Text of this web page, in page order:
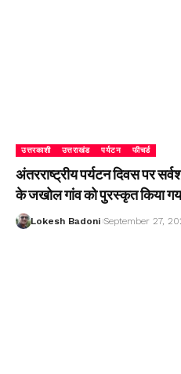
उत्तरकाशी उत्तराखंड पर्यटन फीचर्ड
अंतरराष्ट्रीय पर्यटन दिवस पर
के जखोल गांव को पुरस्कृत किया
Lokesh Badoni September 27,